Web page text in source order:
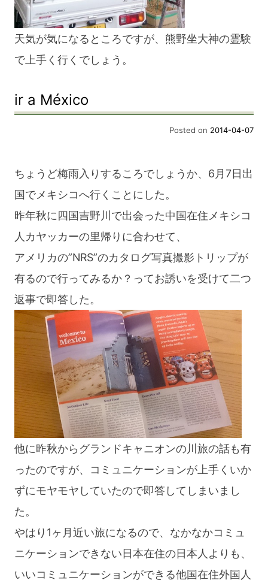
天気が気になるところですが、熊野坐大神の霊験
で上手く行くでしょう。
ir a México
Posted on 2014-04-07
ちょうど梅雨入りするころでしょうか、6月7日出
国でメキシコへ行くことにした。
昨年秋に四国吉野川で出会った中国在住メキシコ
人カヤッカーの里帰りに合わせて、
アメリカの”NRS”のカタログ写真撮影トリップが
有るので行ってみるか？ってお誘いを受けて二つ
返事で即答した。
他に昨秋からグランドキャニオンの川旅の話も有
ったのですが、コミュニケーションが上手くいか
ずにモヤモヤしていたので即答してしまいまし
た。
やはり1ヶ月近い旅になるので、なかなかコミュ
ニケーションできない日本在住の日本人よりも、
いいコミュニケーションができる他国在住外国人